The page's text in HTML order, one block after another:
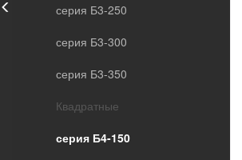
серия Б3-250
серия Б3-300
серия Б3-350
Квадратные
серия Б4-150